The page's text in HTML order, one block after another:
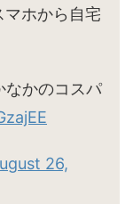
ホから自宅
なかのコスパ
26,